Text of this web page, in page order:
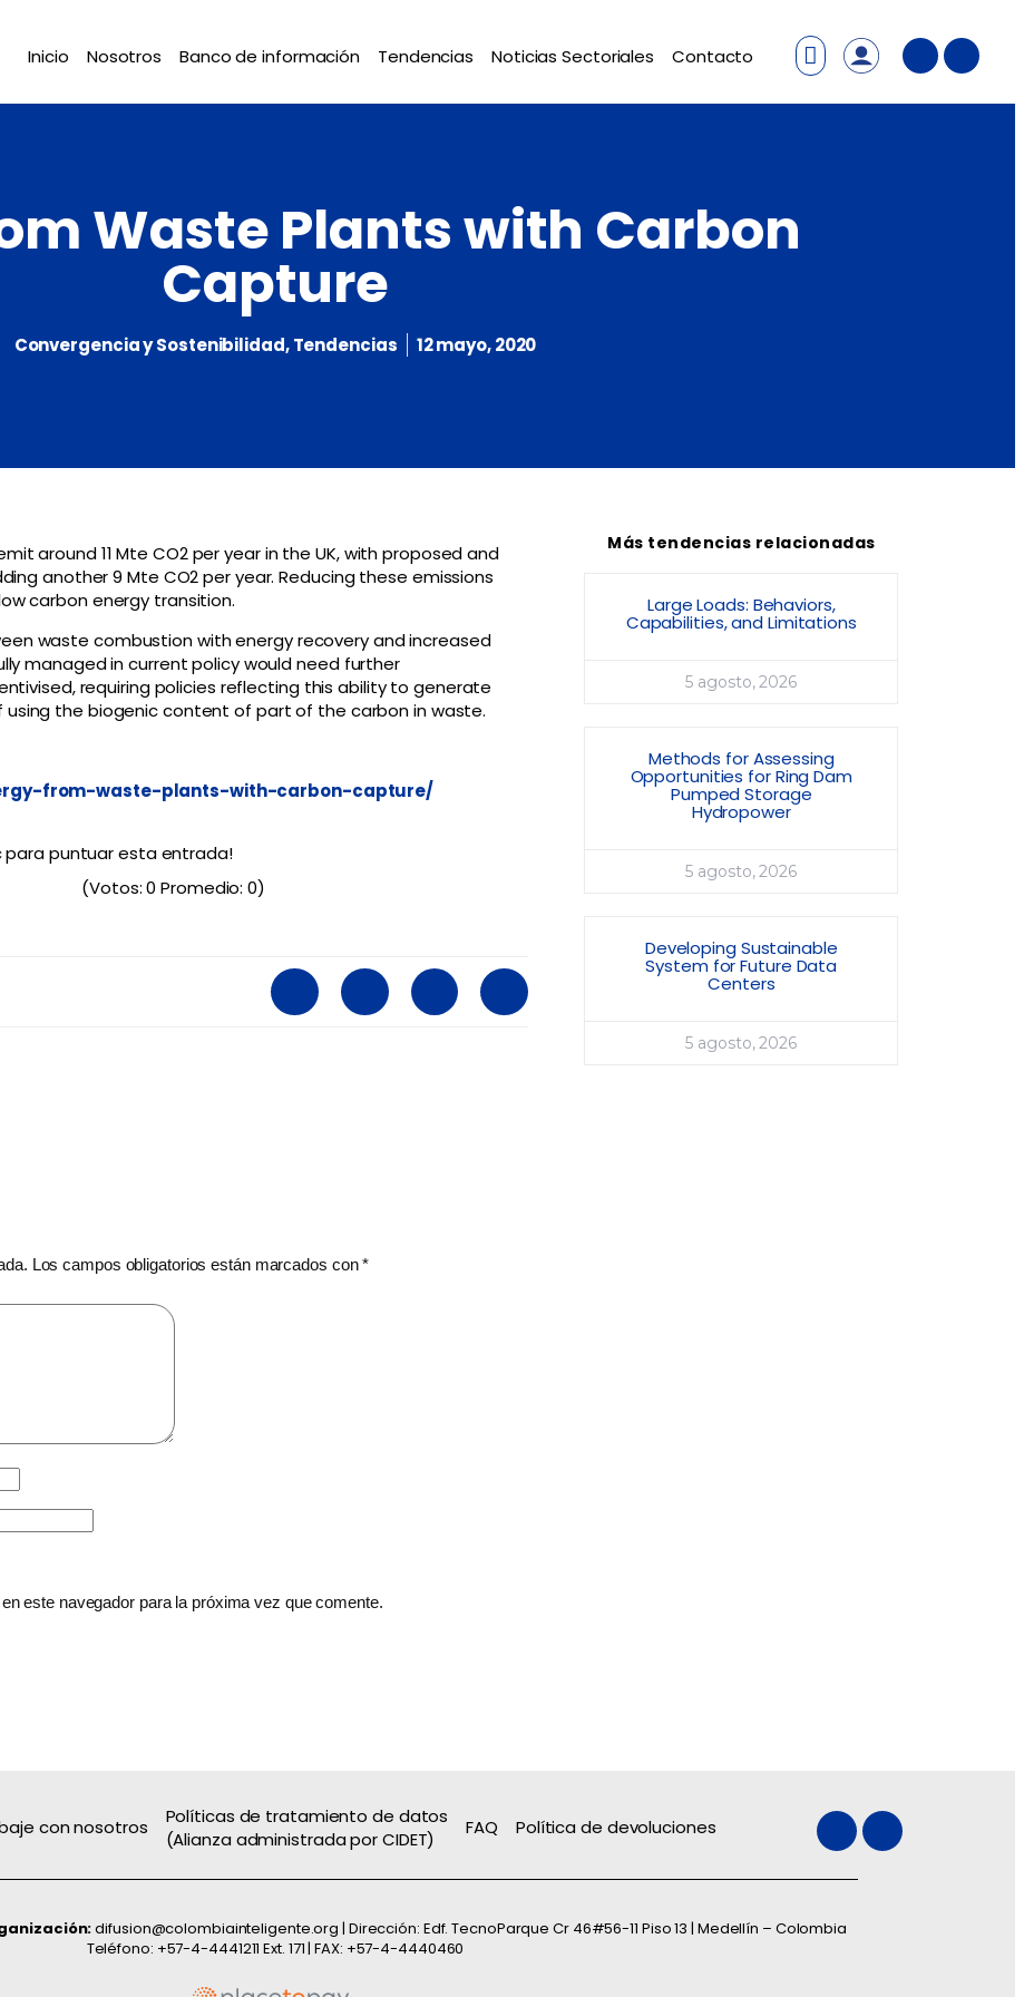
Inicio Nosotros Banco de información Tendencias Noticias Sectoriales Contacto
Waste Plants with Carbon
Capture
Convergencia y Sostenibilidad,Tendencias 12 mayo, 2020
around 11 Mte CO2 per year in the UK, with proposed and
another 9 Mte CO2 per year. Reducing these emissions
carbon energy transition.
waste combustion with energy recovery and increased
managed in current policy would need further
requiring policies reflecting this ability to generate
using the biogenic content of part of the carbon in waste.
from-waste-plants-with-carbon-capture/
para puntuar esta entrada!
(Votos:0 Promedio:0)
Más tendencias relacionadas
Large Loads: Behaviors,
Capabilities, and Limitations
5 agosto, 2026
Methods for Assessing
Opportunities for Ring Dam
Pumped Storage
Hydropower
5 agosto, 2026
Developing Sustainable
System for Future Data
Centers
5 agosto, 2026
Los campos obligatorios están marcados con*
este navegador para la próxima vez que comente.
con nosotros
Políticas de tratamiento de datos
(Alianza administrada por CIDET)
FAQ Política de devoluciones
difusion@colombiainteligente.org | Dirección: Edf. TecnoParque Cr 46#56-11 Piso 13 | Medellín – Colombia
Teléfono: +57-4-4441211 Ext. 171 | FAX: +57-4-4440460